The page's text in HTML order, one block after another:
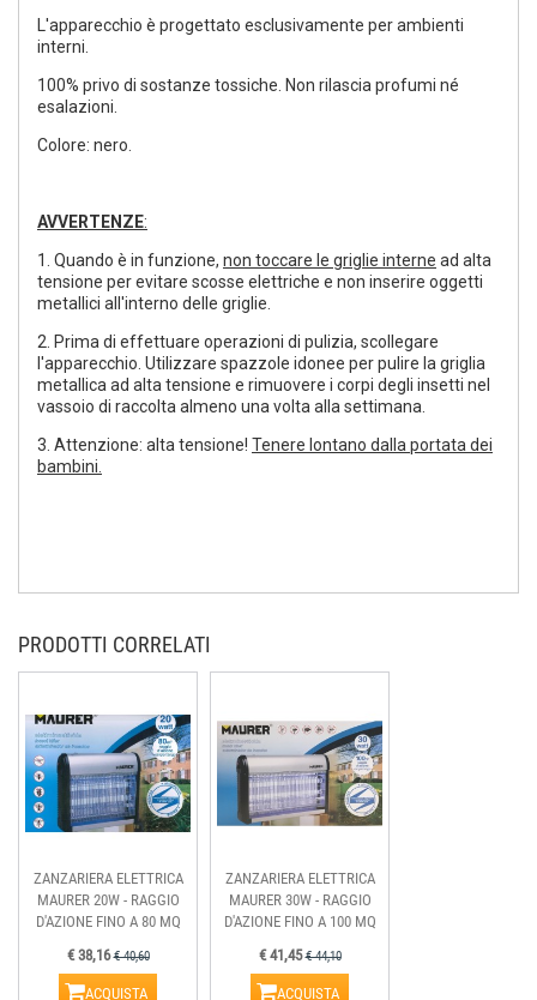
L'apparecchio è progettato esclusivamente per ambienti
interni.
100% privo di sostanze tossiche. Non rilascia profumi né
esalazioni.
Colore: nero.
AVVERTENZE:
1. Quando è in funzione, non toccare le griglie interne ad alta
tensione per evitare scosse elettriche e non inserire oggetti
metallici all'interno delle griglie.
2. Prima di effettuare operazioni di pulizia, scollegare
l'apparecchio. Utilizzare spazzole idonee per pulire la griglia
metallica ad alta tensione e rimuovere i corpi degli insetti nel
vassoio di raccolta almeno una volta alla settimana.
3. Attenzione: alta tensione! Tenere lontano dalla portata dei
bambini.
PRODOTTI CORRELATI
ZANZARIERA ELETTRICA
MAURER 20W - RAGGIO
D'AZIONE FINO A 80 MQ
€ 38,16€ 40,60
ACQUISTA
ZANZARIERA ELETTRICA
MAURER 30W - RAGGIO
D'AZIONE FINO A 100 MQ
€ 41,45€ 44,10
ACQUISTA